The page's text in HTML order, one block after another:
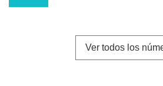
Ver todos los